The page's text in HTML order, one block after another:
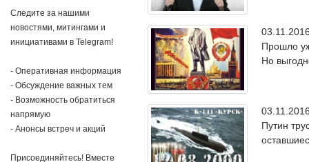
Следите за нашими
новостями, митингами и
инициативами в Telegram!
- Оперативная информация
- Обсуждение важных тем
- Возможность обратиться
напрямую
- Анонсы встреч и акций
Присоединяйтесь! Вместе
Прошло
Но
Путин